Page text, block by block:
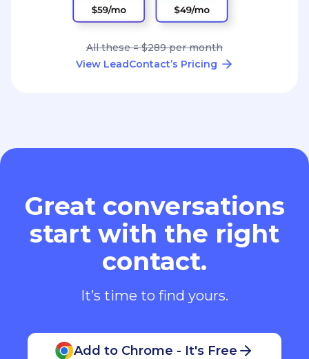
All these = $289 per month
View LeadContact’s Pricing
Great conversations
start with the right
contact.
It’s time to find yours.
Add to Chrome - It's Free